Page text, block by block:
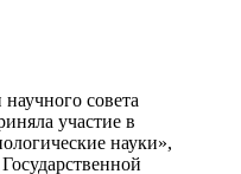
совета
участие в
науки»,